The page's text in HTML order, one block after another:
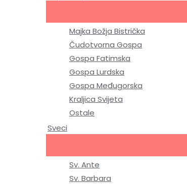
Majka Božja Bistrička
Čudotvorna Gospa
Gospa Fatimska
Gospa Lurdska
Gospa Međugorska
Kraljica Svijeta
Ostale
Sveci
Sv. Ante
Sv. Barbara